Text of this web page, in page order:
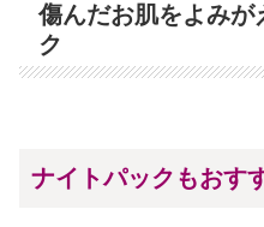
傷んだお肌をよみが
ク
ナイトパックもおす